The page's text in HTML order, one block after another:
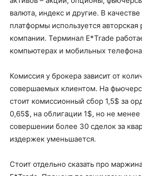
валюта, индекс и другие. В
платформы используется авторская
компании. Терминал E*Trade
компьютерах и мобильных
Комиссия у брокера зависит от
совершаемых клиентом. На
стоит комиссионный сбор 1,5$ за
0,65$, на облигации 1$, но не
совершении более 30 сделок за
издержек уменьшается.
Стоит отдельно сказать про